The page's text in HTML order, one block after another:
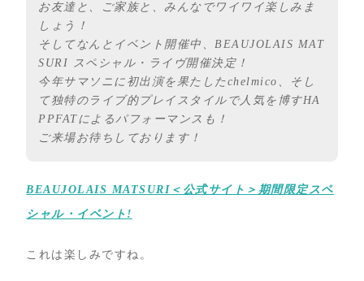
お友達と、ご家族と、みんなでワイワイ楽しみま
しょう！
そしてなんとイベント開催中、BEAUJOLAIS MAT
SURI スペシャル・ライヴ開催決定！
今年サマソニに初出演を果たしたchelmico、そし
て独特のライブ的プレイスタイルで人気を博すHA
PPFATによるパフォーマンスも！
ご来場お待ちしております！
BEAUJOLAIS MATSURI＜公式サイト＞期間限定スペ
シャル・イベント!
これは楽しみですね。